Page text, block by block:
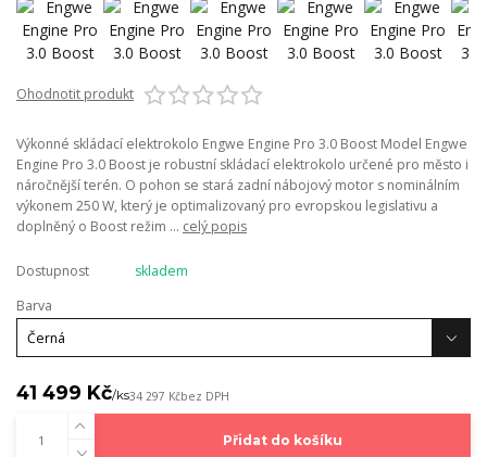
Ohodnotit produkt
Výkonné skládací elektrokolo Engwe Engine Pro 3.0 Boost Model Engwe
Engine Pro 3.0 Boost je robustní skládací elektrokolo určené pro město i
náročnější terén. O pohon se stará zadní nábojový motor s nominálním
výkonem 250 W, který je optimalizovaný pro evropskou legislativu a
doplněný o Boost režim ... celý popis
Dostupnost
skladem
Barva
41 499 Kč/ks34 297 Kčbez DPH
Přidat do košíku